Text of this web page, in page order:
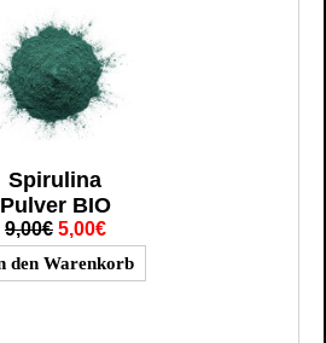
Spirulina
Pulver BIO
9,00€ 5,00€